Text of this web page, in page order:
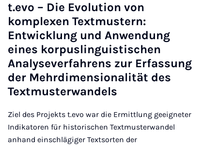
t.evo – Die Evolution von
komplexen Textmustern:
Entwicklung und Anwendung
eines korpuslinguistischen
Analyseverfahrens zur Erfassung
der Mehrdimensionalität des
Textmusterwandels
Ziel des Projekts t.evo war die Ermittlung geeigneter
Indikatoren für historischen Textmusterwandel
anhand einschlägiger Textsorten der